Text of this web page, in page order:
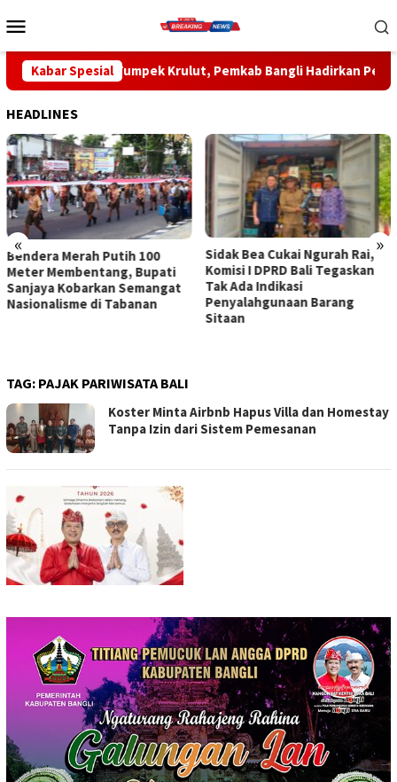
ke
Mobile
Kabar Spesial
Krulut, Pemkab Bangli Hadirkan Pengobatan Gratis di
HEADLINES
« »
Sidak Bea Cukai Ngurah Rai,
Komisi I DPRD Bali Tegaskan
Tak Ada Indikasi
Penyalahgunaan Barang
Rahina Tumpek Krulut,
Pemkab Bangli Hadirkan
Pengobatan Gratis di Empat
Kecamatan Wujudkan
Pelayanan Kesehatan
TAG: PAJAK PARIWISATA BALI
Koster Minta Airbnb Hapus Villa dan Homestay
Tanpa Izin dari Sistem Pemesanan